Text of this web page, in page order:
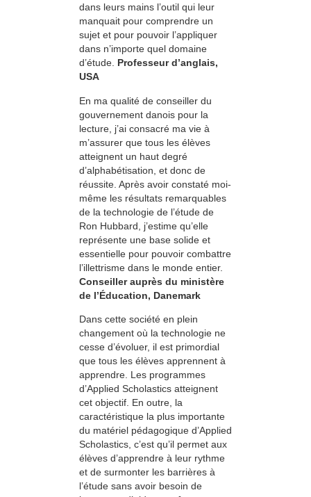
dans leurs mains l’outil qui leur
manquait pour comprendre un
sujet et pour pouvoir l’appliquer
dans n’importe quel domaine
d’étude. Professeur d’anglais,
USA
En ma qualité de conseiller du
gouvernement danois pour la
lecture, j’ai consacré ma vie à
m’assurer que tous les élèves
atteignent un haut degré
d’alphabétisation, et donc de
réussite. Après avoir constaté moi-
même les résultats remarquables
de la technologie de l’étude de
Ron Hubbard, j’estime qu’elle
représente une base solide et
essentielle pour pouvoir combattre
l’illettrisme dans le monde entier.
Conseiller auprès du ministère
de l’Éducation, Danemark
Dans cette société en plein
changement où la technologie ne
cesse d’évoluer, il est primordial
que tous les élèves apprennent à
apprendre. Les programmes
d’Applied Scholastics atteignent
cet objectif. En outre, la
caractéristique la plus importante
du matériel pédagogique d’Applied
Scholastics, c’est qu’il permet aux
élèves d’apprendre à leur rythme
et de surmonter les barrières à
l’étude sans avoir besoin de